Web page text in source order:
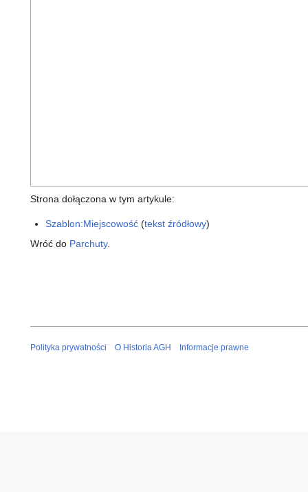
Strona dołączona w tym artykule:
Szablon:Miejscowość (tekst źródłowy)
Wróć do Parchuty.
Polityka prywatności O Historia AGH Informacje prawne